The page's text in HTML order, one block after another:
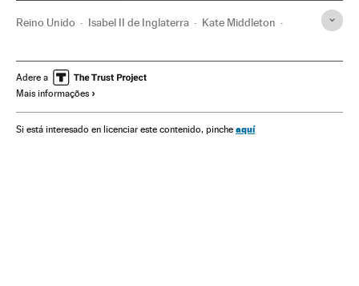
Reino Unido Isabel II de Inglaterra Kate Middleton
Adere a
Mais informações
Si está interesado en licenciar este contenido, pinche aquí